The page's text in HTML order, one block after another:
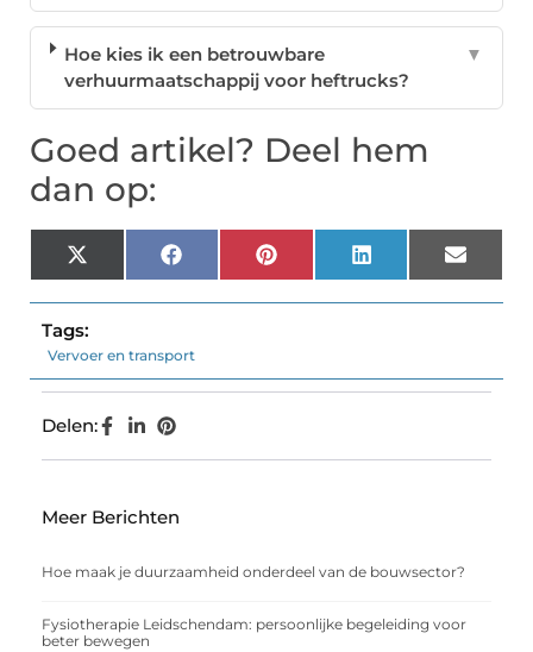
Hoe kies ik een betrouwbare
verhuurmaatschappij voor heftrucks?
▼
Goed artikel? Deel hem
dan op:
X
(Twitter)
FacebookPinterest LinkedIn Email
Tags:
Vervoer en transport
Delen:
Meer Berichten
Hoe maak je duurzaamheid onderdeel van de bouwsector?
Fysiotherapie Leidschendam: persoonlijke begeleiding voor
beter bewegen